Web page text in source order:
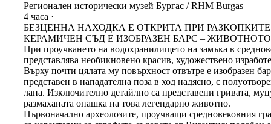
Регионален исторически музей Бургас / RHM Burgas
4 часа ·
БЕЗЦЕННА НАХОДКА Е ОТКРИТА ПРИ
КЕРАМИЧЕН СЪД Е ИЗОБРАЗЕН БАРС –
При проучването на водохранилището на замъка в
представлява необикновено красив, художествено
Върху почти цялата му повърхност отвътре е изобразен
представен в нападателна поза в ход надясно, с
лапа. Изключително детайлно са представени гривата,
размаханата опашка на това легендарно животно.
Първоначално археолозите, проучващи средновековния